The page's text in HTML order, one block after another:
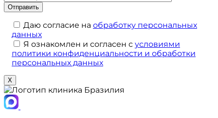
Даю согласие на обработку персональных
данных
Я ознакомлен и согласен с условиями
политики конфиденциальности и обработки
персональных данных
X